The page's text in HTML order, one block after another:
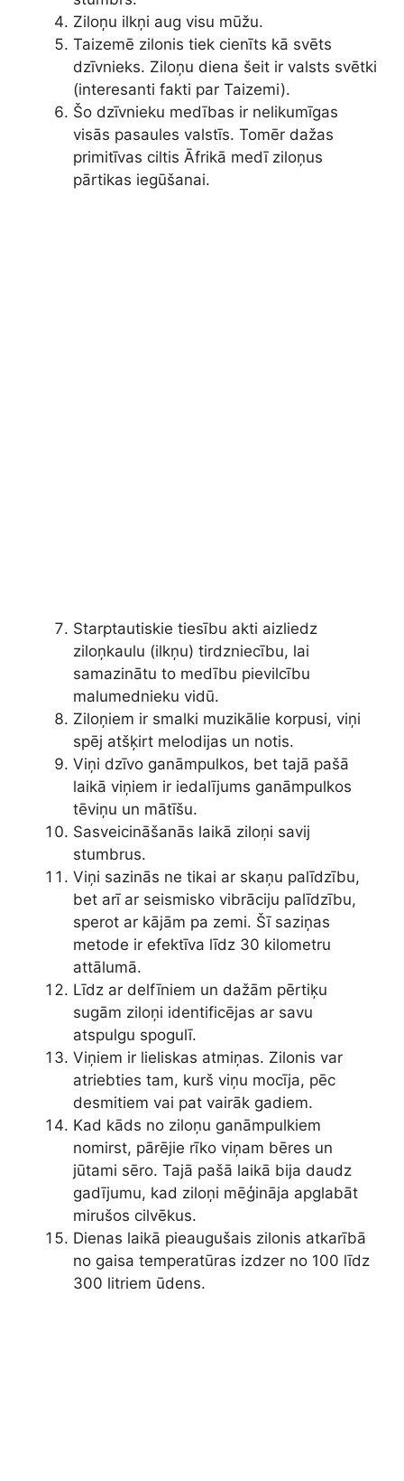
Ziloņu ilkņi aug visu mūžu.
Taizemē zilonis tiek cienīts kā svēts
dzīvnieks. Ziloņu diena šeit ir valsts svētki
(interesanti fakti par Taizemi).
Šo dzīvnieku medības ir nelikumīgas
visās pasaules valstīs. Tomēr dažas
primitīvas ciltis Āfrikā medī ziloņus
pārtikas iegūšanai.
Starptautiskie tiesību akti aizliedz
ziloņkaulu (ilkņu) tirdzniecību, lai
samazinātu to medību pievilcību
malumednieku vidū.
Ziloņiem ir smalki muzikālie korpusi, viņi
spēj atšķirt melodijas un notis.
Viņi dzīvo ganāmpulkos, bet tajā pašā
laikā viņiem ir iedalījums ganāmpulkos
tēviņu un mātīšu.
Sasveicināšanās laikā ziloņi savij
stumbrus.
Viņi sazinās ne tikai ar skaņu palīdzību,
bet arī ar seismisko vibrāciju palīdzību,
sperot ar kājām pa zemi. Šī saziņas
metode ir efektīva līdz 30 kilometru
attālumā.
Līdz ar delfīniem un dažām pērtiķu
sugām ziloņi identificējas ar savu
atspulgu spogulī.
Viņiem ir lieliskas atmiņas. Zilonis var
atriebties tam, kurš viņu mocīja, pēc
desmitiem vai pat vairāk gadiem.
Kad kāds no ziloņu ganāmpulkiem
nomirst, pārējie rīko viņam bēres un
jūtami sēro. Tajā pašā laikā bija daudz
gadījumu, kad ziloņi mēģināja apglabāt
mirušos cilvēkus.
Dienas laikā pieaugušais zilonis atkarībā
no gaisa temperatūras izdzer no 100 līdz
300 litriem ūdens.